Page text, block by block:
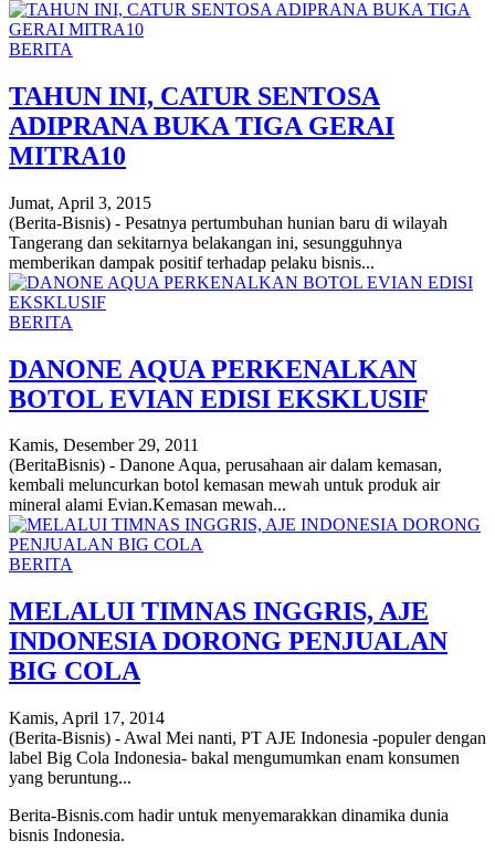
BERITA
TAHUN INI, CATUR SENTOSA
ADIPRANA BUKA TIGA GERAI
MITRA10
Jumat, April 3, 2015
(Berita-Bisnis) - Pesatnya pertumbuhan hunian baru di wilayah
Tangerang dan sekitarnya belakangan ini, sesungguhnya
memberikan dampak positif terhadap pelaku bisnis...
BERITA
DANONE AQUA PERKENALKAN
BOTOL EVIAN EDISI EKSKLUSIF
Kamis, Desember 29, 2011
(BeritaBisnis) - Danone Aqua, perusahaan air dalam kemasan,
kembali meluncurkan botol kemasan mewah untuk produk air
mineral alami Evian.Kemasan mewah...
BERITA
MELALUI TIMNAS INGGRIS, AJE
INDONESIA DORONG PENJUALAN
BIG COLA
Kamis, April 17, 2014
(Berita-Bisnis) - Awal Mei nanti, PT AJE Indonesia -populer dengan
label Big Cola Indonesia- bakal mengumumkan enam konsumen
yang beruntung...
Berita-Bisnis.com hadir untuk menyemarakkan dinamika dunia
bisnis Indonesia.